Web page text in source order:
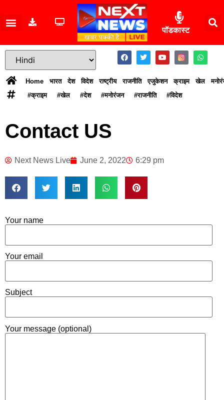
पॉडकास्ट
Home भारत देश विदेश राष्ट्रीय राजनीति एजुकेशन क्राइम खेल
#क्राइम
#खेल #देश #मनोरंजन #राजनीति #विदेश
Contact US
Next News Live June 2, 2022 6:29 pm
Your name
Your email
Subject
Your message (optional)